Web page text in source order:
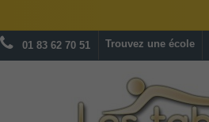
01 83 62 70 51 Trouvez une école